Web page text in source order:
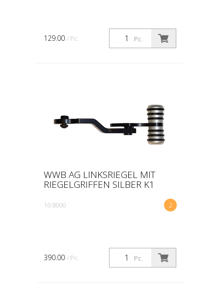
Pc.
129.00 / Pc.
WWB AG LINKSRIEGEL MIT
RIEGELGRIFFEN SILBER K1
2
10.8000
Pc.
390.00 / Pc.